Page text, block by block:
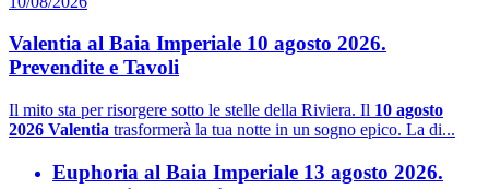
Valentia al Baia Imperiale 10 agosto 2026.
Prevendite e Tavoli
Il mito sta per risorgere sotto le stelle della Riviera. Il 10 agosto
2026 Valentia trasformerà la tua notte in un sogno epico. La di...
Euphoria al Baia Imperiale 13 agosto 2026.